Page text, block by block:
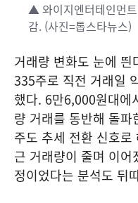
▲ 와이지엔터테인먼
감. (사진=톱스타뉴스)
거래량 변화도 눈에
335주로 직전 거래일
했다. 6만6,000원대에
량 거래를 동반해 돌
주도 추세 전환 신호
근 거래량이 줄며 이
정이었다는 분석도 뒤